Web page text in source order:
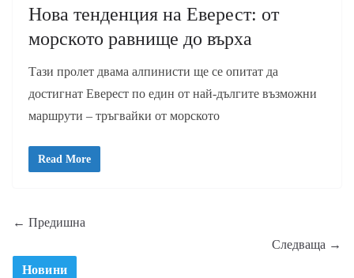
Нова тенденция на Еверест: от
морското равнище до върха
Тази пролет двама алпинисти ще се опитат да
достигнат Еверест по един от най-дългите възможни
маршрути – тръгвайки от морското
Read More
← Предишна
Следваща →
Новини